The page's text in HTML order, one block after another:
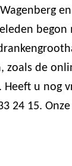
de
u nog
24 15.